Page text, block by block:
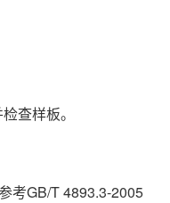
查样板。
考GB/T 4893.3-2005